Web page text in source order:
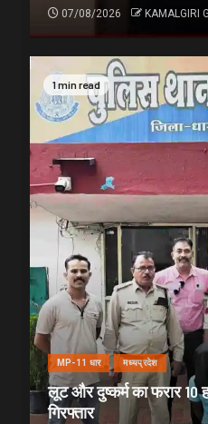
07/08/2026 KAMALGIRI
1 min read
MP-11 धार मध्यप्रदेश
लूट और दुष्कर्म का फरार 10
गिरफ्तार